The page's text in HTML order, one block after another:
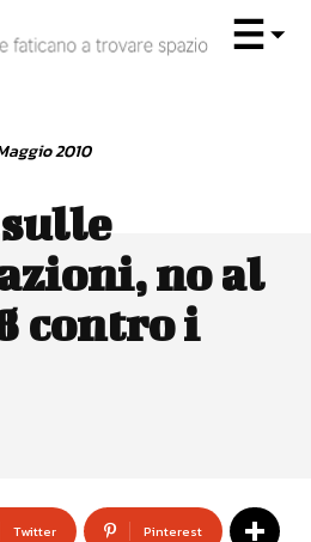
2010
no al
contro i
Twitter Pinterest